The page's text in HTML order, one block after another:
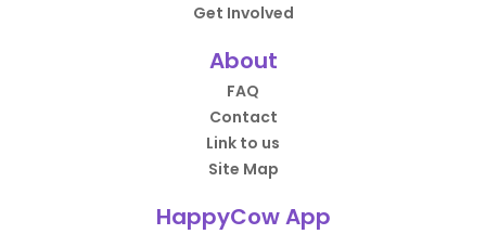
Get Involved
About
FAQ
Contact
Link to us
Site Map
HappyCow App